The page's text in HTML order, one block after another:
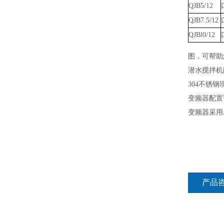
QJB5/12
QJB7.5/12
QJBl0/12
图，可帮
潜水搅拌
304不锈钢
变频器配
变频器采用
产品